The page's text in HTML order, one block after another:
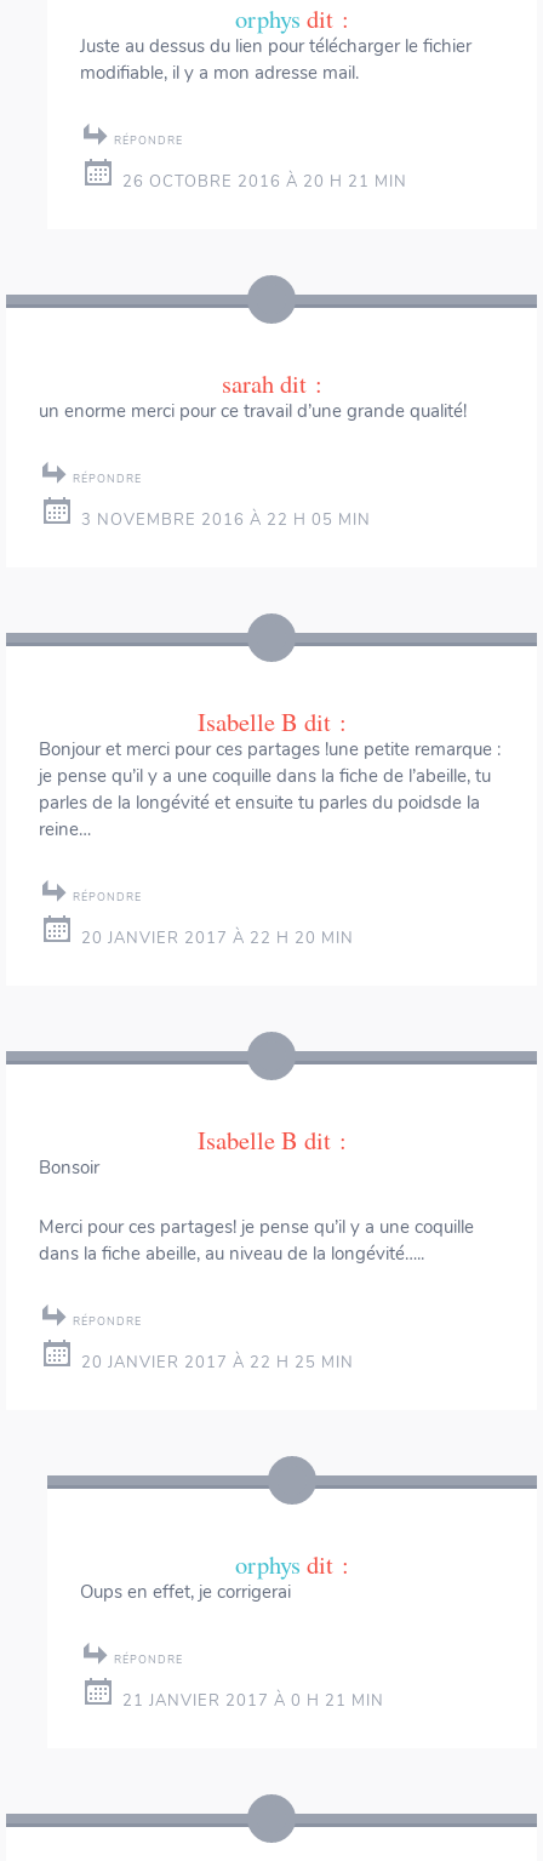
orphys dit :
Juste au dessus du lien pour télécharger le fichier
modifiable, il y a mon adresse mail.
RÉPONDRE
26 OCTOBRE 2016 À 20 H 21 MIN
sarahdit :
un enorme merci pour ce travail d’une grande qualité!
RÉPONDRE
3 NOVEMBRE 2016 À 22 H 05 MIN
Isabelle B dit :
Bonjour et merci pour ces partages !une petite remarque :
je pense qu’il y a une coquille dans la fiche de l’abeille, tu
parles de la longévité et ensuite tu parles du poidsde la
reine…
RÉPONDRE
20 JANVIER 2017 À 22 H 20 MIN
Isabelle B dit :
Bonsoir
Merci pour ces partages! je pense qu’il y a une coquille
dans la fiche abeille, au niveau de la longévité…..
RÉPONDRE
20 JANVIER 2017 À 22 H 25 MIN
orphys dit :
Oups en effet, je corrigerai
RÉPONDRE
21 JANVIER 2017 À 0 H 21 MIN